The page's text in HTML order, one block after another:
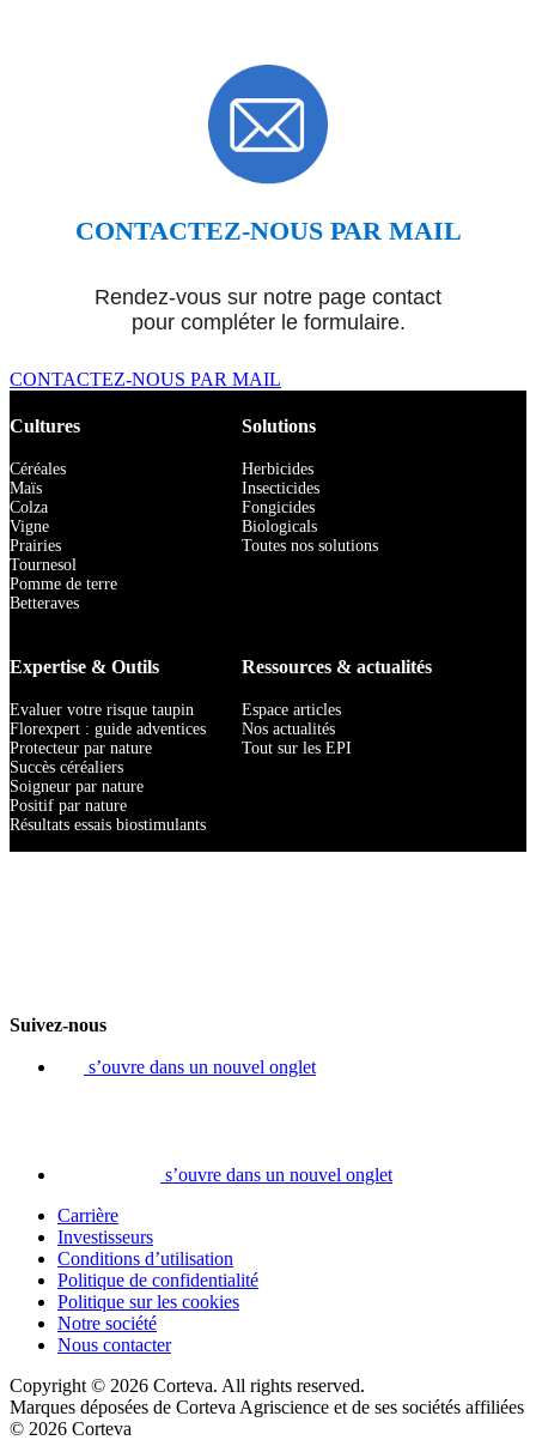
CONTACTEZ-NOUS PAR MAIL
Rendez-vous sur notre page contact
pour compléter le formulaire.
CONTACTEZ-NOUS PAR MAIL
Cultures
Céréales
Maïs
Colza
Vigne
Prairies
Tournesol
Pomme de terre
Betteraves
Solutions
Herbicides
Insecticides
Fongicides
Biologicals
Toutes nos solutions
Expertise & Outils
Evaluer votre risque taupin
Florexpert : guide adventices
Protecteur par nature
Succès céréaliers
Soigneur par nature
Positif par nature
Résultats essais biostimulants
Ressources & actualités
Espace articles
Nos actualités
Tout sur les EPI
Suivez-nous
s’ouvre dans un nouvel onglet
s’ouvre dans un nouvel onglet
Carrière
Investisseurs
Conditions d’utilisation
Politique de confidentialité
Politique sur les cookies
Notre société
Nous contacter
Copyright © 2026 Corteva. All rights reserved.
Marques déposées de Corteva Agriscience et de ses sociétés affiliées
© 2026 Corteva